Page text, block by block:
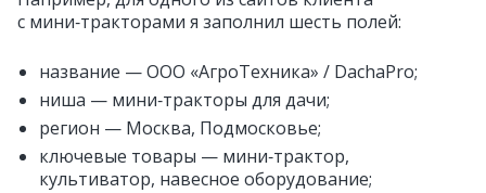
с мини‑тракторами я заполнил шесть полей:
название — ООО «АгроТехника» / DachaPro;
ниша — мини‑тракторы для дачи;
регион — Москва, Подмосковье;
ключевые товары — мини‑трактор,
культиватор, навесное оборудование;